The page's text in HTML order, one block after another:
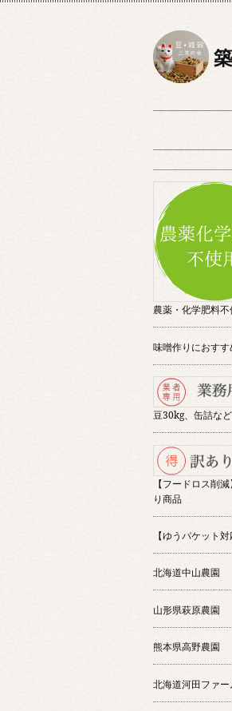
農薬・化学肥料不
味噌作りにおす
豆30kg、缶詰な
【フードロス削
り商品
【ゆうパケット対
北海道中山農園
山形県萩原農園
熊本県高野農園
北海道河田ファー